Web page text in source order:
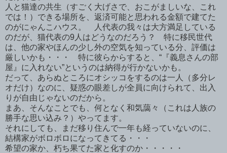
人と猫達の共生（すごく大げさで、おこがましいな、これ
では！）できる場所を、返済可能と思われる金額で建てた
のがにゃんこハウス。 人代表の我々は大方満足している
のだが、猫代表の9人はどうなのだろう？ 特に移民世代
は、他の家やほんの少し外の空気を知っている分、評価は
厳しいかも・・・ 特に彼らからすると、“『義息さんの部
屋』に入れない”というのは納得が行かないかも。
だって、あらぬところにオシッコをするのは一人（多分レ
オだけ）なのに、疑惑の眼差しが全員に向けられて、出入
りが自由じゃないのだから。
まあ、そんなことでも、何となく和気藹々（これは人族の
勝手な思い込み？）やってます。
それにしても、まだ移り住んで一年も経っていないのに、
結構家がボロボロになってきてる・・・
希望の家か、朽ち果てた家と化すのか・・・・・